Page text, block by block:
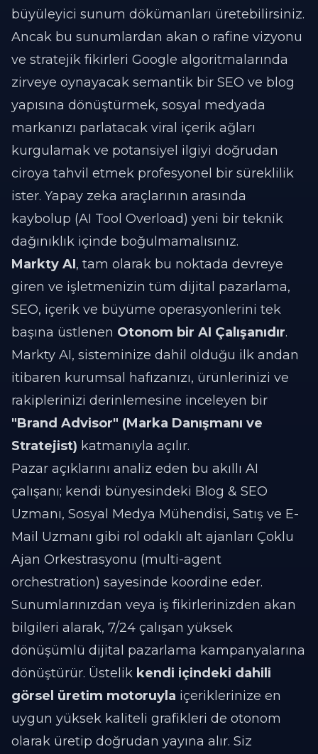
büyüleyici sunum dökümanları üretebilirsiniz.
Ancak bu sunumlardan akan o rafine vizyonu
ve stratejik fikirleri Google algoritmalarında
zirveye oynayacak semantik bir SEO ve blog
yapısına dönüştürmek, sosyal medyada
markanızı parlatacak viral içerik ağları
kurgulamak ve potansiyel ilgiyi doğrudan
ciroya tahvil etmek profesyonel bir süreklilik
ister. Yapay zeka araçlarının arasında
kaybolup (AI Tool Overload) yeni bir teknik
dağınıklık içinde boğulmamalısınız.
Markty AI, tam olarak bu noktada devreye
giren ve işletmenizin tüm dijital pazarlama,
SEO, içerik ve büyüme operasyonlerini tek
başına üstlenen Otonom bir AI Çalışanıdır.
Markty AI, sisteminize dahil olduğu ilk andan
itibaren kurumsal hafızanızı, ürünlerinizi ve
rakiplerinizi derinlemesine inceleyen bir
"Brand Advisor" (Marka Danışmanı ve
Stratejist) katmanıyla açılır.
Pazar açıklarını analiz eden bu akıllı AI
çalışanı; kendi bünyesindeki Blog & SEO
Uzmanı, Sosyal Medya Mühendisi, Satış ve E-
Mail Uzmanı gibi rol odaklı alt ajanları Çoklu
Ajan Orkestrasyonu (multi-agent
orchestration) sayesinde koordine eder.
Sunumlarınızdan veya iş fikirlerinizden akan
bilgileri alarak, 7/24 çalışan yüksek
dönüşümlü dijital pazarlama kampanyalarına
dönüştürür. Üstelik kendi içindeki dahili
görsel üretim motoruyla içeriklerinize en
uygun yüksek kaliteli grafikleri de otonom
olarak üretip doğrudan yayına alır. Siz